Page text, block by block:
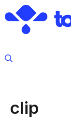
au
contenu
clip